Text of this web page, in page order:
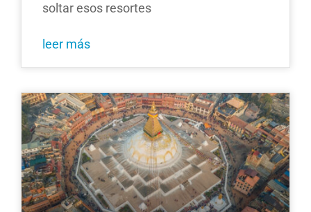
soltar esos resortes
leer más